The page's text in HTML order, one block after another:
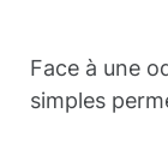
Face à une
simples